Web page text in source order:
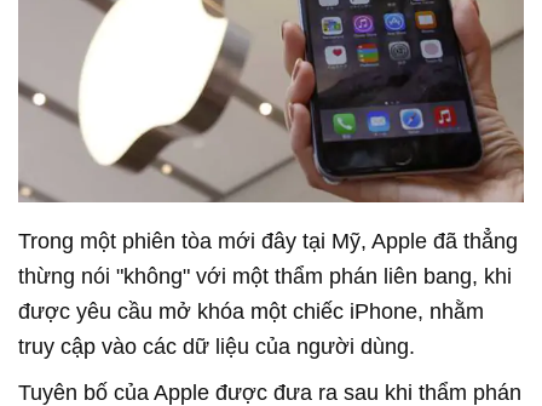
Trong một phiên tòa mới đây tại Mỹ, Apple đã thẳng
thừng nói "không" với một thẩm phán liên bang, khi
được yêu cầu mở khóa một chiếc iPhone, nhằm
truy cập vào các dữ liệu của người dùng.
Tuyên bố của Apple được đưa ra sau khi thẩm phán